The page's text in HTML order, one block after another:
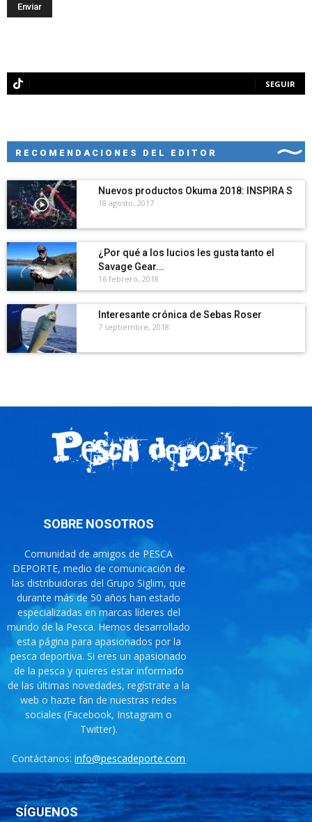
SEGUIR
RECOMENDACIONES DEL EDITOR
Nuevos productos Okuma 2018: INSPIRA S
18 agosto, 2017
¿Por qué a los lucios les gusta tanto el
Savage Gear...
16 febrero, 2018
Interesante crónica de Sebas Roser
7 septiembre, 2018
SOBRE NOSOTROS
Comunidad de amigos de PESCA
DEPORTE, medio de comunicación de
las distribuidoras del Grupo Siglim, que
durante más de 50 años han estado
especializadas en marcas líderes del
mundo de la Pesca. Hemos desarrollado
esta página para apasionados por la
pesca deportiva. Si eres un apasionado
de la pesca y quieres estar informado
de las últimas novedades, regístrate a la
web o hazte fan de nuestras redes
sociales (Facebook, Instagram o
Twitter).
Contáctanos:info@pescadeporte.com
SÍGUENOS